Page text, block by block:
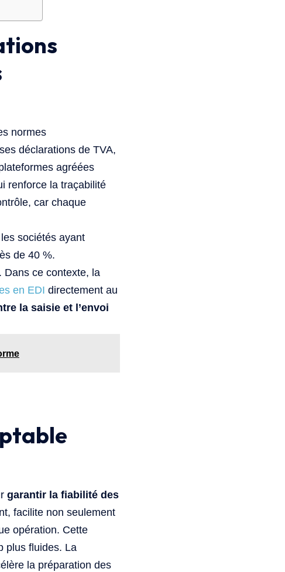
normes
déclarations de TVA,
agréées
renforce la traçabilité
car chaque
sociétés ayant
de 40 %.
Dans ce contexte, la
en EDI directement au
la saisie et l’envoi
garantir la fiabilité des
facilite non seulement
opération. Cette
plus fluides. La
la préparation des